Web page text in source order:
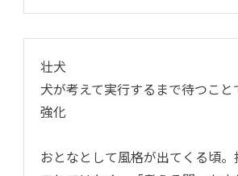
壮犬
犬が考えて実行するまで待つこと
強化
おとなとして風格が出てくる頃。